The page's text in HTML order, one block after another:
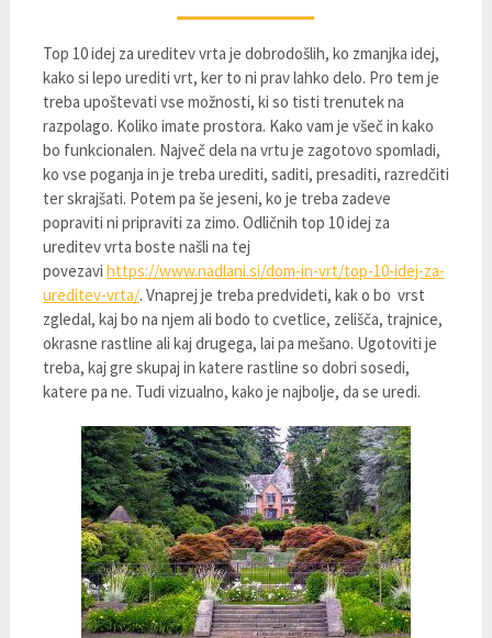
Top 10 idej za ureditev vrta je dobrodošlih, ko zmanjka idej,
kako si lepo urediti vrt, ker to ni prav lahko delo. Pro tem je
treba upoštevati vse možnosti, ki so tisti trenutek na
razpolago. Koliko imate prostora. Kako vam je všeč in kako
bo funkcionalen. Največ dela na vrtu je zagotovo spomladi,
ko vse poganja in je treba urediti, saditi, presaditi, razredčiti
ter skrajšati. Potem pa še jeseni, ko je treba zadeve
popraviti ni pripraviti za zimo. Odličnih top 10 idej za
ureditev vrta boste našli na tej
povezavi https://www.nadlani.si/dom-in-vrt/top-10-idej-za-
ureditev-vrta/. Vnaprej je treba predvideti, kak o bo vrst
zgledal, kaj bo na njem ali bodo to cvetlice, zelišča, trajnice,
okrasne rastline ali kaj drugega, lai pa mešano. Ugotoviti je
treba, kaj gre skupaj in katere rastline so dobri sosedi,
katere pa ne. Tudi vizualno, kako je najbolje, da se uredi.